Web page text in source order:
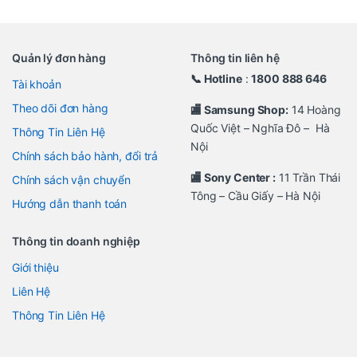
Quản lý đơn hàng
Tài khoản
Theo dõi đơn hàng
Thông Tin Liên Hệ
Chính sách bảo hành, đổi trả
Chính sách vận chuyển
Hướng dẫn thanh toán
Thông tin liên hệ
📞 Hotline:1800 888 646
🏬 Samsung Shop:14 Hoàng
Quốc Việt – Nghĩa Đô – Hà
Nội
🏬 Sony Center :11 Trần Thái
Tông – Cầu Giấy – Hà Nội
Thông tin doanh nghiệp
Giới thiệu
Liên Hệ
Thông Tin Liên Hệ